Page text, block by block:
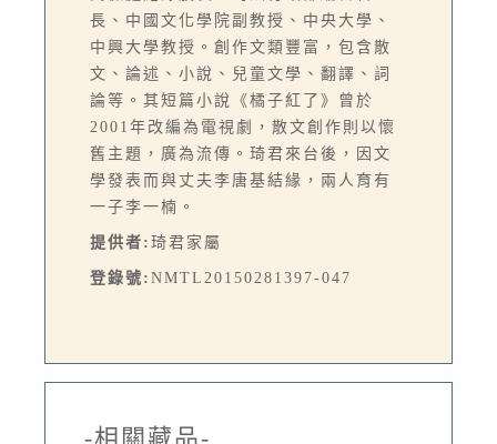
長、中國文化學院副教授、中央大學、
中興大學教授。創作文類豐富，包含散
文、論述、小說、兒童文學、翻譯、詞
論等。其短篇小說《橘子紅了》曾於
2001年改編為電視劇，散文創作則以懷
舊主題，廣為流傳。琦君來台後，因文
學發表而與丈夫李唐基結緣，兩人育有
一子李一楠。
提供者: 琦君家屬
登錄號: NMTL20150281397-047
-相關藏品-